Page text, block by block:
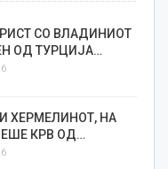
СО ВЛАДИНИОТ
ОД ТУРЦИЈА…
ХЕРМЕЛИНОТ, НА
КРВ ОД…